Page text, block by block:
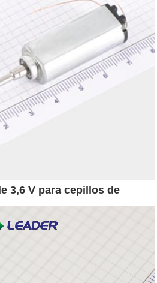
3,6 V para cepillos de